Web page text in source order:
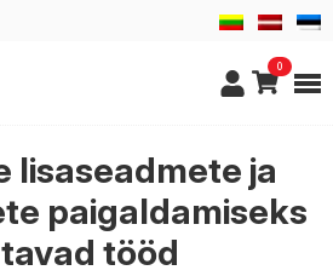
0
lisaseadmete ja
paigaldamiseks
tööd